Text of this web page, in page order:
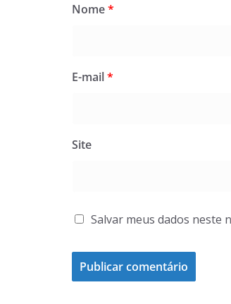
Nome*
E-mail*
Site
Salvar meus dados neste